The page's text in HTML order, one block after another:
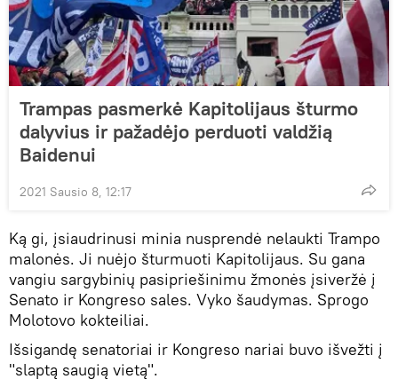
Trampas pasmerkė Kapitolijaus šturmo
dalyvius ir pažadėjo perduoti valdžią
Baidenui
2021 Sausio 8, 12:17
Ką gi, įsiaudrinusi minia nusprendė nelaukti Trampo
malonės. Ji nuėjo šturmuoti Kapitolijaus. Su gana
vangiu sargybinių pasipriešinimu žmonės įsiveržė į
Senato ir Kongreso sales. Vyko šaudymas. Sprogo
Molotovo kokteiliai.
Išsigandę senatoriai ir Kongreso nariai buvo išvežti į
"slaptą saugią vietą".